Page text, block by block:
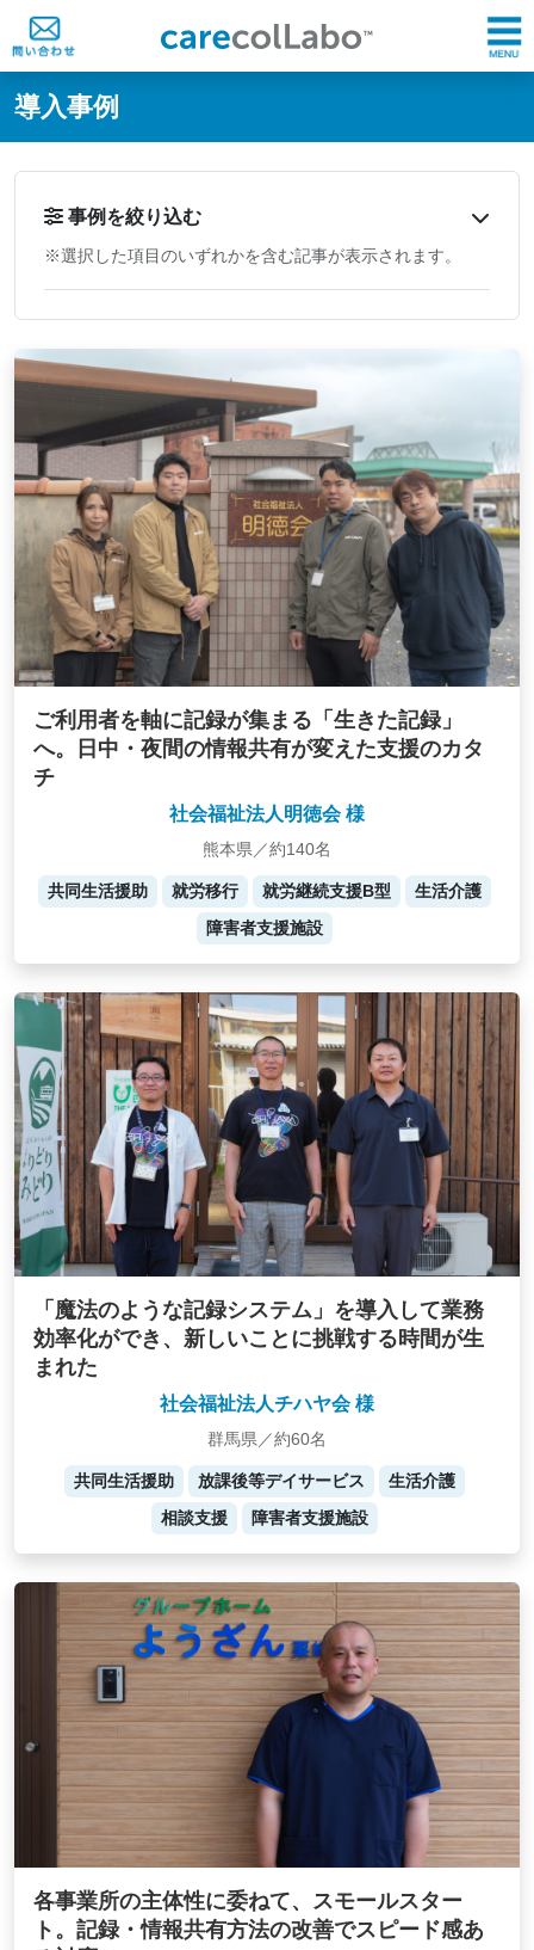
@ -0,0 +1,60 @@
導入事例
事例を絞り込む
※選択した項目のいずれかを含む記事が表示されます。
ご利用者を軸に記録が集まる「生きた記録」
へ。日中・夜間の情報共有が変えた支援のカタ
チ
社会福祉法人明徳会 様
熊本県／約140名
共同生活援助 就労移行 就労継続支援B型
生活介護
障害者支援施設
「魔法のような記録システム」を導入して業務
効率化ができ、新しいことに挑戦する時間が生
まれた
社会福祉法人チハヤ会 様
群馬県／約60名
共同生活援助 放課後等デイサービス
生活介護
相談支援
障害者支援施設
各事業所の主体性に委ねて、スモールスター
ト。記録・情報共有方法の改善でスピード感あ